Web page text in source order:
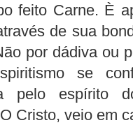
feito Carne. È
de sua
por dádiva ou
se
pelo espírito
Cristo, veio em